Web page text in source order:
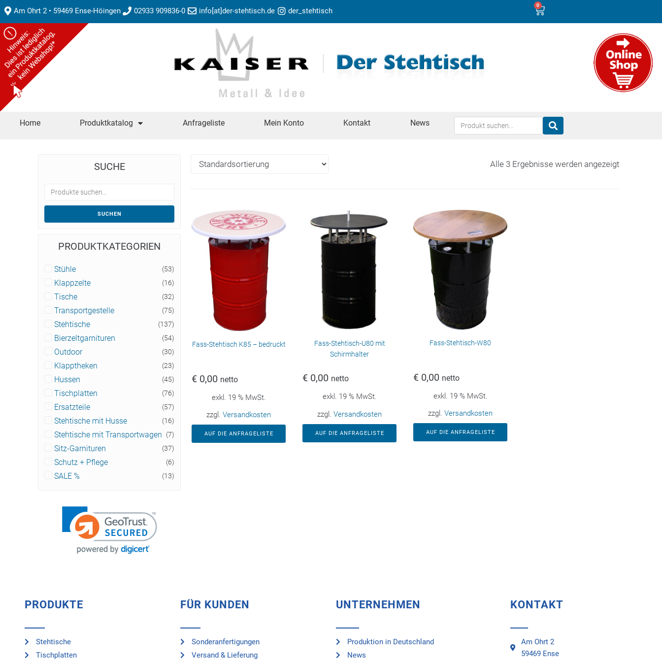
Am Ohrt 2 • 59469 Ense-Höingen 02933 909836-0 info[at]der-stehtisch.de der_stehtisch
0
Home Produktkatalog Anfrageliste Mein Konto Kontakt News
Alle 3 Ergebnisse werden angezeigt
Fass-Stehtisch K85 – bedruckt
€ 0,00 netto
exkl. 19 % MwSt.
zzgl. Versandkosten
AUF DIE ANFRAGELISTE
Fass-Stehtisch-U80 mit
Schirmhalter
€ 0,00 netto
exkl. 19 % MwSt.
zzgl. Versandkosten
AUF DIE ANFRAGELISTE
Fass-Stehtisch-W80
€ 0,00 netto
exkl. 19 % MwSt.
zzgl. Versandkosten
AUF DIE ANFRAGELISTE
SUCHE
SUCHEN
PRODUKTKATEGORIEN
Stühle (53)
Klappzelte (16)
Tische (32)
Transportgestelle (75)
Stehtische (137)
Bierzeltgarnituren (54)
Outdoor (30)
Klapptheken (23)
Hussen (45)
Tischplatten (76)
Ersatzteile (57)
Stehtische mit Husse (16)
Stehtische mit Transportwagen (7)
Sitz-Garnituren (37)
Schutz + Pflege (6)
SALE % (13)
PRODUKTE
Stehtische
Tischplatten
FÜR KUNDEN
Sonderanfertigungen
Versand & Lieferung
UNTERNEHMEN
Produktion in Deutschland
News
KONTAKT
Am Ohrt 2
59469 Ense